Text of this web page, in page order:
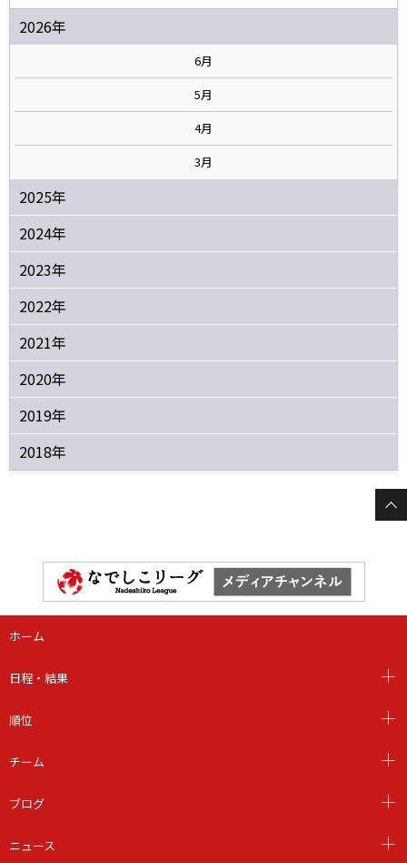
2026年
6月
5月
4月
3月
2025年
2024年
2023年
2022年
2021年
2020年
2019年
2018年
ホーム
日程・結果
順位
チーム
ブログ
ニュース